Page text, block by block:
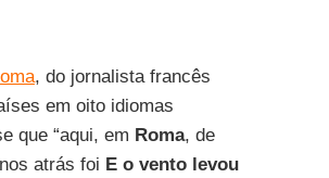
, do jornalista francês
em oito idiomas
que “aqui, em Roma, de
atrás foi E o vento levou